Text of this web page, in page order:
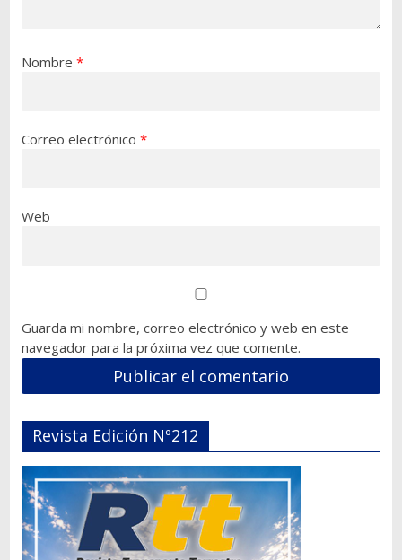
Nombre *
Correo electrónico *
Web
Guarda mi nombre, correo electrónico y web en este
navegador para la próxima vez que comente.
Revista Edición Nº212